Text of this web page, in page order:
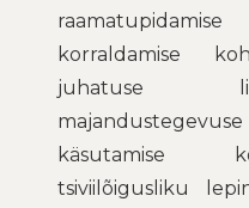
korraldamise
juhatuse
käsutamise
tsiviilõigusliku